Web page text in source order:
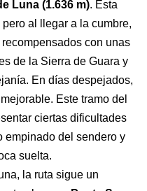
Luna (1.636 m). Esta
al llegar a la cumbre,
con unas
de la Sierra de Guara y
En días despejados,
Este tramo del
ciertas dificultades
empinado del sendero y
suelta.
la ruta sigue un